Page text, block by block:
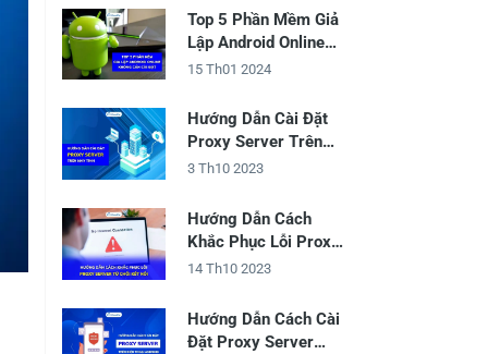
Top 5 Phần Mềm Giả
Lập Android Online
Không Cần Cài Đặt
15 Th01 2024
Hướng Dẫn Cài Đặt
Proxy Server Trên
Máy Tính
3 Th10 2023
Hướng Dẫn Cách
Khắc Phục Lỗi Proxy
Server Từ Chối Kết
14 Th10 2023
Hướng Dẫn Cách Cài
Đặt Proxy Server